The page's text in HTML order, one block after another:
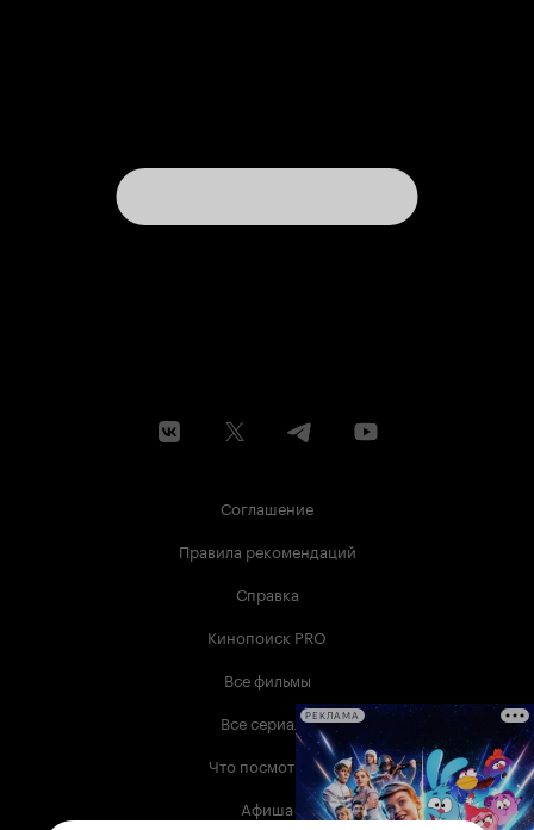
Соглашение
Правила рекомендаций
Справка
Кинопоиск PRO
Все фильмы
Все сериалы
Что посмотреть
Афиша
РЕКЛАМА